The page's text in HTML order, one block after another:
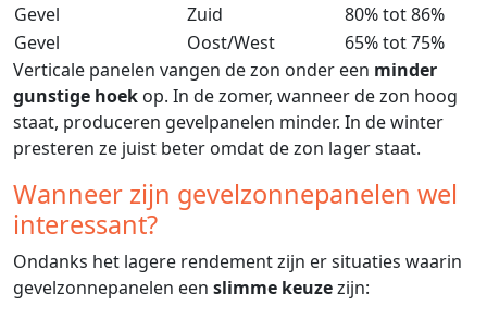
Gevel
Zuid
80% tot 86%
Gevel
Oost/West
65% tot 75%
Verticale panelen vangen de zon onder een minder
gunstige hoek op. In de zomer, wanneer de zon hoog
staat, produceren gevelpanelen minder. In de winter
presteren ze juist beter omdat de zon lager staat.
Wanneer zijn gevelzonnepanelen wel
interessant?
Ondanks het lagere rendement zijn er situaties waarin
gevelzonnepanelen een slimme keuzezijn: